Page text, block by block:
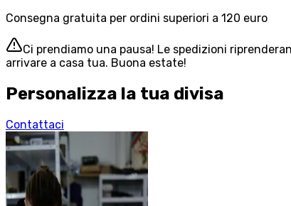
Consegna gratuita per ordini superiori a 120 euro
Ci prendiamo una pausa! Le spedizioni
arrivare a casa tua. Buona estate!
Personalizza la tua divisa
Contattaci